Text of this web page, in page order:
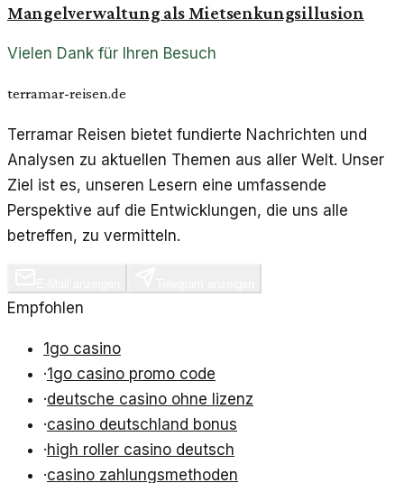
Mangelverwaltung als Mietsenkungsillusion
Vielen Dank für Ihren Besuch
terramar-reisen.de
Terramar Reisen bietet fundierte Nachrichten und
Analysen zu aktuellen Themen aus aller Welt. Unser
Ziel ist es, unseren Lesern eine umfassende
Perspektive auf die Entwicklungen, die uns alle
betreffen, zu vermitteln.
Empfohlen
1go casino
·1go casino promo code
·deutsche casino ohne lizenz
·casino deutschland bonus
·high roller casino deutsch
·casino zahlungsmethoden